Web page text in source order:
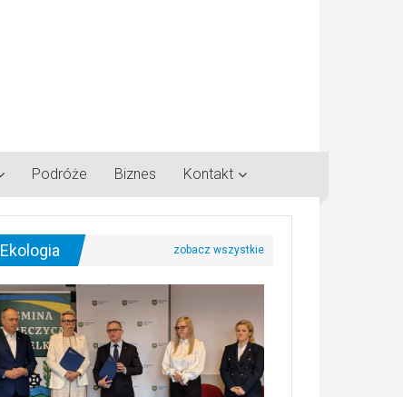
Podróże Biznes Kontakt
Ekologia